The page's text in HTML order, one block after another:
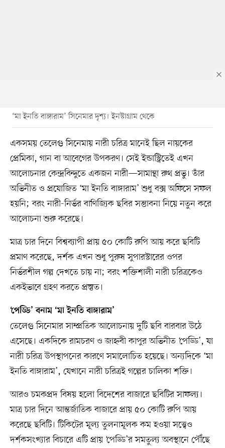
‘মা ইনতি বাঙ্গারাম’ সিনেমার দৃশ্য। ইনস্টাগ্রাম থেকে
একসময় তেলেগু সিনেমায় নারী চরিত্র মানেই ছিল নায়কের
প্রেমিকা, গান বা আবেগের উপকরণ। সেই ইন্ডাস্ট্রিতেই এখন
আলোচনার কেন্দ্রবিন্দুতে একজন নারী—সামান্থা রুথ প্রভু। তাঁর
অভিনীত ও প্রযোজিত ‘মা ইনতি বাঙ্গারাম’ শুধু বক্স অফিসে সফল
হয়নি; বরং নারী-নির্ভর বাণিজ্যিক ছবির সম্ভাবনা নিয়ে নতুন করে
আলোচনা শুরু করেছে।
মাত্র চার দিনে বিশ্বব্যাপী প্রায় ৫০ কোটি রুপি আয় করে ছবিটি
প্রমাণ করেছে, দর্শক এখন শুধু পুরুষ সুপারস্টারের ওপর
নির্ভরশীল গল্প দেখতে চায় না; বরং শক্তিশালী নারী চরিত্রকেও
একইভাবে গ্রহণ করতে প্রস্তুত।
‘পেড্ডি’ বনাম ‘মা ইনতি বাঙ্গারাম’
তেলেগু সিনেমার সাম্প্রতিক আলোচনায় দুটি ছবি বারবার উঠে
এসেছে। একদিকে রামচরণ ও জাহ্নবী কাপুর অভিনীত ‘পেড্ডি’, যা
নারী চরিত্র উপস্থাপনের কারণে সমালোচিত হয়েছে। অন্যদিকে ‘মা
ইনতি বাঙ্গারাম’, যেখানে নারী চরিত্রই গল্পের চালিকা শক্তি।
আরও চমকপ্রদ বিষয় হলো বিদেশের বাজারে ছবিটির সাফল্য।
মাত্র চার দিনে আন্তর্জাতিক বাজারে প্রায় ৫০ কোটি রুপি আয়
করেছে ছবিটি। টিকিটের মূল্য তুলনামূলক কম হওয়া সত্ত্বেও
দর্শকসংখ্যার বিচারে এটি প্রায় ‘পেড্ডি’র সমতুল্য অবস্থানে পৌঁছে